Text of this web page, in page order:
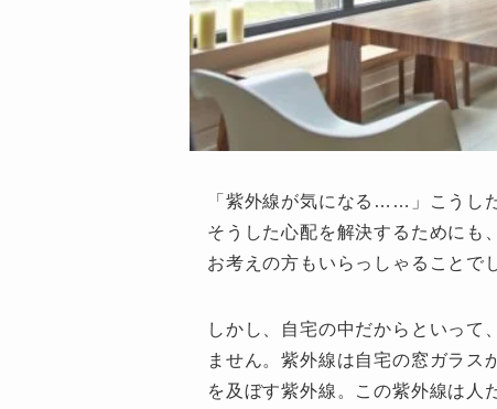
「紫外線が気になる……」こうし
そうした心配を解決するためにも
お考えの方もいらっしゃることで
しかし、自宅の中だからといって
ません。紫外線は自宅の窓ガラス
を及ぼす紫外線。この紫外線は人